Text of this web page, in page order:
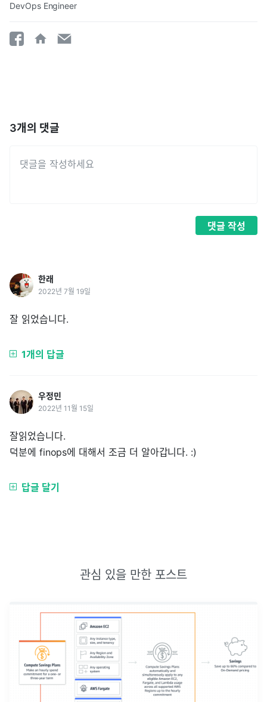
DevOps Engineer
3개의 댓글
댓글 작성
한래
2022년 7월 19일
잘 읽었습니다.
1개의 답글
우정민
2022년 11월 15일
잘읽었습니다.
덕분에 finops에 대해서 조금 더 알아갑니다. :)
답글 달기
관심 있을 만한 포스트